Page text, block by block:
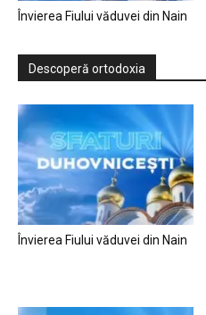
Învierea Fiului văduvei din Nain
Descoperă ortodoxia
Învierea Fiului văduvei din Nain